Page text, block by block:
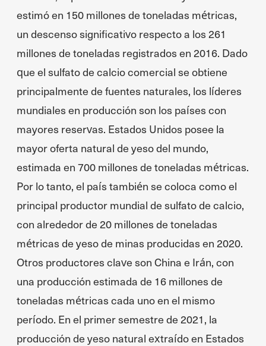
estimó en 150 millones de toneladas métricas,
un descenso significativo respecto a los 261
millones de toneladas registrados en 2016. Dado
que el sulfato de calcio comercial se obtiene
principalmente de fuentes naturales, los líderes
mundiales en producción son los países con
mayores reservas. Estados Unidos posee la
mayor oferta natural de yeso del mundo,
estimada en 700 millones de toneladas métricas.
Por lo tanto, el país también se coloca como el
principal productor mundial de sulfato de calcio,
con alrededor de 20 millones de toneladas
métricas de yeso de minas producidas en 2020.
Otros productores clave son China e Irán, con
una producción estimada de 16 millones de
toneladas métricas cada uno en el mismo
período. En el primer semestre de 2021, la
producción de yeso natural extraído en Estados